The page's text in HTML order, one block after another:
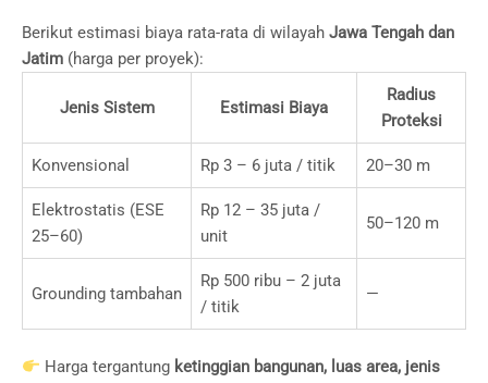
Berikut estimasi biaya rata-rata di wilayah Jawa Tengah dan
Jatim (harga per proyek):
Jenis Sistem Estimasi Biaya
Radius
Proteksi
Konvensional Rp 3 – 6 juta / titik 20–30 m
Elektrostatis (ESE
25–60)
Rp 12 – 35 juta /
unit
50–120 m
Grounding tambahan
Rp 500 ribu – 2 juta
/ titik
—
Harga tergantung ketinggian bangunan, luas area, jenis